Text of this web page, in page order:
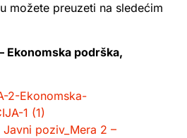
možete preuzeti na sledećim
Ekonomska podrška,
2-Ekonomska-
1 (1)
Javni poziv_Mera 2 –